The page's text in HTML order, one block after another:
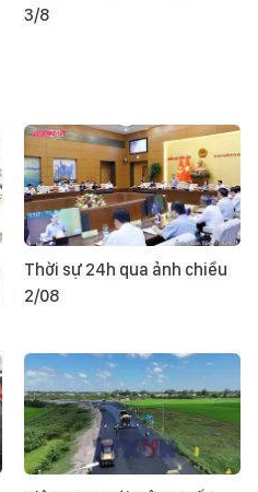
3/8
Thời sự 24h qua ảnh chiều
2/08